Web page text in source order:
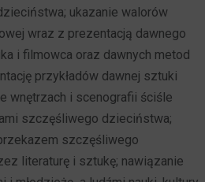
ukazanie walorów
wraz z prezentacją dawnego
i filmowca oraz dawnych metod
przykładów dawnej sztuki
wnętrzach i scenografii ściśle
szczęśliwego dzieciństwa;
szczęśliwego
literaturę i sztukę; nawiązanie